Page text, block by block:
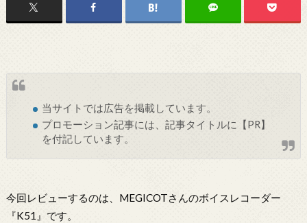
当サイトでは広告を掲載しています。
プロモーション記事には、記事タイトルに【PR】
を付記しています。
今回レビューするのは、MEGICOTさんのボイスレコーダー
『K51』です。